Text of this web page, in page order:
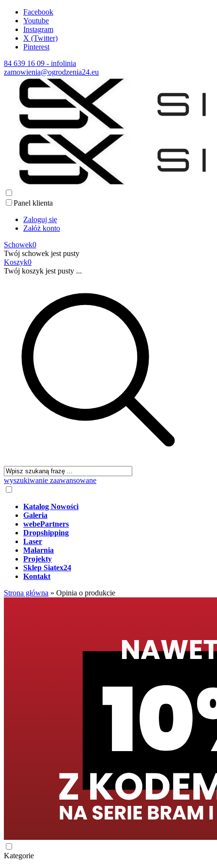
Facebook
Youtube
Instagram
X (Twitter)
Pinterest
84 639 16 09 - infolinia
zamowienia@ogrodzenia24.eu
Panel klienta
Zaloguj się
Załóż konto
Schowek0
Twój schowek jest pusty
Koszyk0
Twój koszyk jest pusty ...
wyszukiwanie zaawansowane
Katalog Nowości
Galeria
webePartners
Dropshipping
Laser
Malarnia
Projekty
Sklep Siatex24
Kontakt
Strona główna » Opinia o produkcie
Kategorie